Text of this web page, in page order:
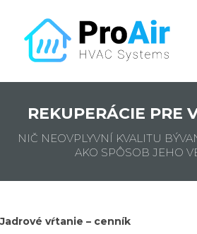
REKUPERÁCIE PRE
NIČ NEOVPLYVNÍ KVALITU
AKO SPÔSOB JEHO
Jadrové vŕtanie – cenník